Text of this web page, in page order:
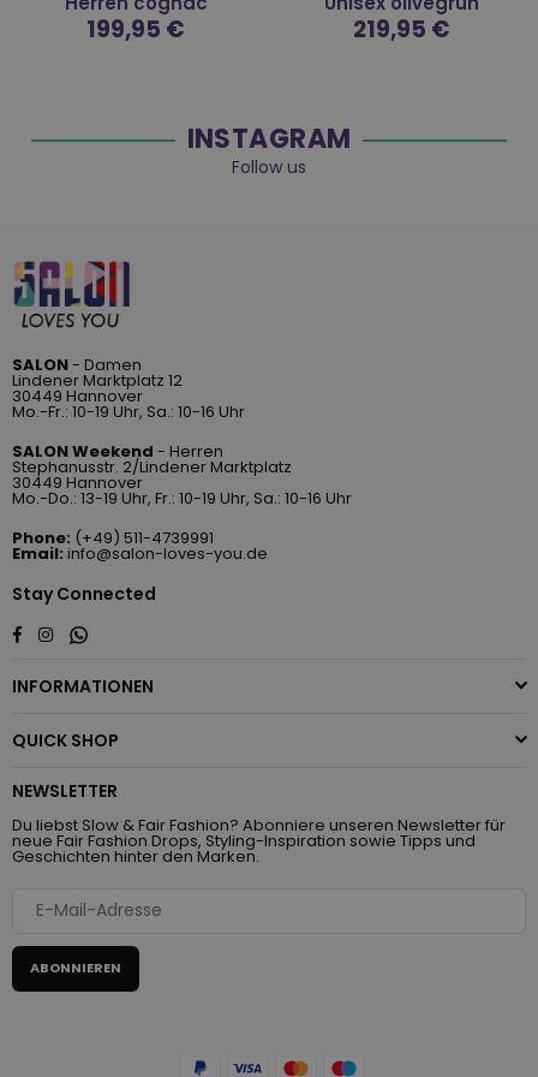
Normaler
Preis
199,95 € Normaler
Preis
219,95 €
INSTAGRAM
Follow us
SALON- Damen
Lindener Marktplatz 12
30449 Hannover
Mo.-Fr.: 10-19 Uhr, Sa.: 10-16 Uhr
SALON Weekend - Herren
Stephanusstr. 2/Lindener Marktplatz
30449 Hannover
Mo.-Do.: 13-19 Uhr, Fr.: 10-19 Uhr, Sa.: 10-16 Uhr
Phone: (+49) 511-4739991
Email: info@salon-loves-you.de
Stay Connected
Facebook
InstagramWhatsapp
INFORMATIONEN
QUICK SHOP
NEWSLETTER
Du liebst Slow & Fair Fashion? Abonniere unseren Newsletter für
neue Fair Fashion Drops, Styling-Inspiration sowie Tipps und
Geschichten hinter den Marken.
ABONNIEREN